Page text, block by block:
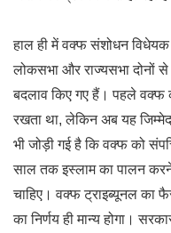
हाल ही में वक्फ संशोधन
लोकसभा और राज्यसभा दोनों
बदलाव किए गए हैं। पहले वक्फ
रखता था, लेकिन अब यह
भी जोड़ी गई है कि वक्फ को
साल तक इस्लाम का पालन
चाहिए। वक्फ ट्राइब्यूनल का
का निर्णय ही मान्य होगा।